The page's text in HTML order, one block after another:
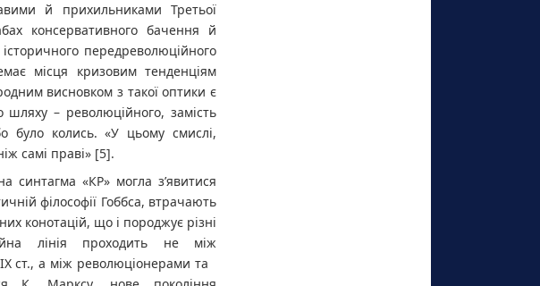
й прихильниками Третьої
консервативного бачення й
передреволюційного
місця кризовим тенденціям
висновком з такої оптики є
– революційного, замість
було колись. «У цьому смислі,
самі праві» [5].
синтагма «КР» могла з’явитися
філософії Гоббса, втрачають
конотацій, що і породжує різні
лінія проходить не між
ст., а між революціонерами та